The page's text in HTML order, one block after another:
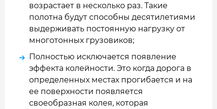
возрастает в несколько раз. Такие
полотна будут способны десятилетиями
выдерживать постоянную нагрузку от
многотонных грузовиков;
Полностью исключается появление
эффекта колейности. Это когда дорога в
определенных местах прогибается и на
ее поверхности появляется
своеобразная колея, которая